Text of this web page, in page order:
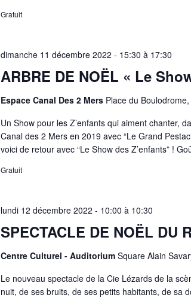
Gratuit
ARBRE DE NOËL « Le
dimanche 11 décembre 2022 - 15:30 à 17:30
Espace Canal Des 2 Mers Place du
Un Show pour les Z’enfants qui aiment chanter,
Canal des 2 Mers en 2019 avec “Le Grand
voici de retour avec “Le Show des Z’enfants” !
Gratuit
SPECTACLE DE NOËL DU
lundi 12 décembre 2022 - 10:00 à 10:30
Centre Culturel - Auditorium Square Alain
Le nouveau spectacle de la Cie Lézards de la
nuit, de ses bruits, de ses petits habitants, de sa